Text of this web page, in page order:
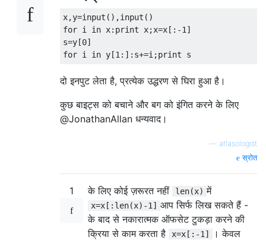
x,y=input(),input()
for i in x:print x;x=x[:-1]
s=y[0]
दो इनपुट लेता है, प्रत्येक उद्धरण से घिरा हुआ है।
कुछ बाइट्स को बचाने और बग को इंगित करने के लिए
@JonathanAllan धन्यवाद।
atlasologist
स्रोत
1 के लिए कोई ज़रूरत नहीं len(x) में
x=x[:len(x)-1] आप सिर्फ लिख सकते हैं -
के बाद से नकारात्मक ऑफसेट टुकड़ा करने की
क्रिया से काम करता है
x=x[:-1]
। केवल